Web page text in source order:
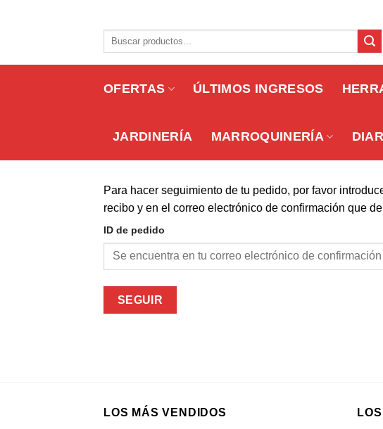
OFERTAS ÚLTIMOS INGRESOS
JARDINERÍA MARROQUINERÍA
Para hacer seguimiento de tu pedido, por favor
recibo y en el correo electrónico de confirmación que
ID de pedido
SEGUIR
LOS MÁS VENDIDOS